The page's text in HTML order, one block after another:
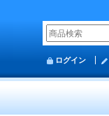
ログイン